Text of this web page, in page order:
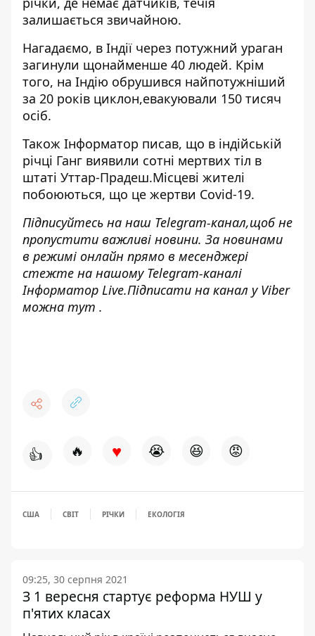
залишається звичайною.
Нагадаємо, в Індії через потужний ураган
загинули щонайменше 40 людей. Крім
того, на Індію обрушився найпотужніший
за 20 років циклон,евакуювали 150 тисяч
осіб.
Також Інформатор писав, що в індійській
річці Ганг виявили сотні мертвих тіл в
штаті Уттар-Прадеш.Місцеві жителі
побоюються, що це жертви Covid-19.
Підписуйтесь на наш Telegram-канал,щоб не
пропустити важливі новини. За новинами
в режимі онлайн прямо в месенджері
стежте на нашому Telegram-каналі
Інформатор Live.Підписати на канал у Viber
можна тут .
👍 🔥 ♥ 😭 😆 😡
США СВІТ РІЧКИ ЕКОЛОГІЯ
09:25, 30 серпня 2021
З 1 вересня стартує реформа НУШ у
п'ятих класах